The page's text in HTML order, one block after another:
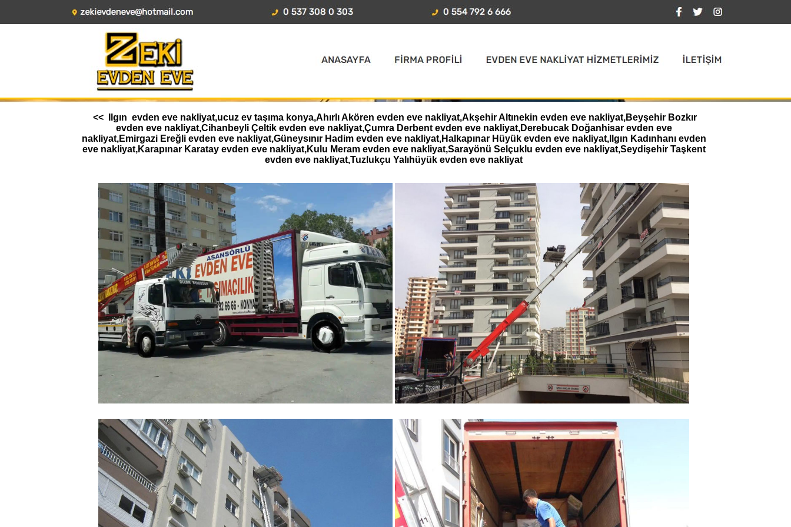
<< Ilgın evden eve nakliyat,ucuz ev taşıma konya,Ahırlı Akören evden eve nakliyat,Akşehir Altınekin evden eve nakliyat,Beyşehir Bozkır
evden eve nakliyat,Cihanbeyli Çeltik evden eve nakliyat,Çumra Derbent evden eve nakliyat,Derebucak Doğanhisar evden eve
nakliyat,Emirgazi Ereğli evden eve nakliyat,Güneysınır Hadim evden eve nakliyat,Halkapınar Hüyük evden eve nakliyat,Ilgın Kadınhanı evden
eve nakliyat,Karapınar Karatay evden eve nakliyat,Kulu Meram evden eve nakliyat,Sarayönü Selçuklu evden eve nakliyat,Seydişehir Taşkent
evden eve nakliyat,Tuzlukçu Yalıhüyük evden eve nakliyat